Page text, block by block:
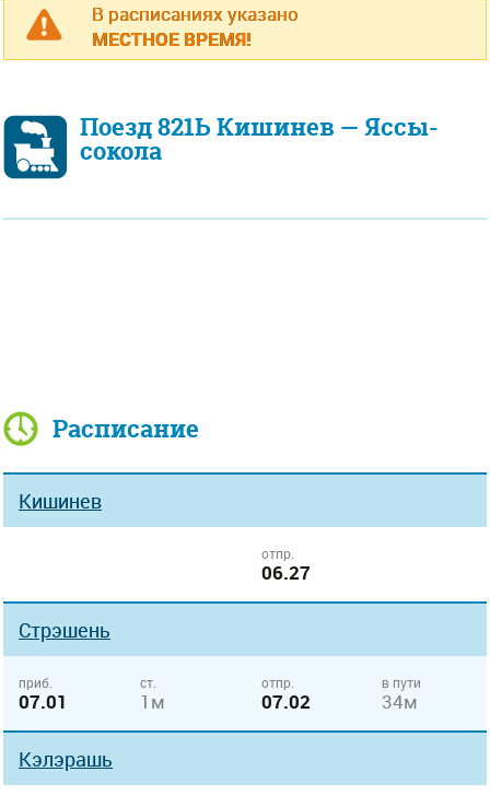
В расписаниях указано
МЕСТНОЕ ВРЕМЯ!
Поезд 821Ь Кишинев — Яссы-
сокола
Расписание
Кишинев
отпр.
06.27
Стрэшень
приб.
07.01
ст.
1м
отпр.
07.02
в пути
34м
Кэлэрашь